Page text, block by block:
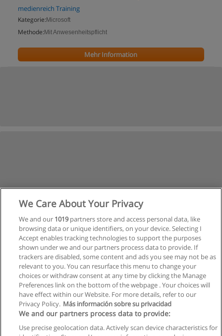
medienreich Training
Kategorie: Microsoft
Methode: Mit Anwesenheitspflicht
Mehr Information
Nächste
Seite1von2
We Care About Your Privacy
We and our 1019partners store and access personal data, like
browsing data or unique identifiers, on your device. Selecting I
Accept enables tracking technologies to support the purposes
shown under we and our partners process data to provide. If
trackers are disabled, some content and ads you see may not be as
relevant to you. You can resurface this menu to change your
choices or withdraw consent at any time by clicking the Manage
Preferences link on the bottom of the webpage . Your choices will
have effect within our Website. For more details, refer to our
Privacy Policy. Más información sobre su privacidad
We and our partners process data to provide:
Use precise geolocation data. Actively scan device characteristics for